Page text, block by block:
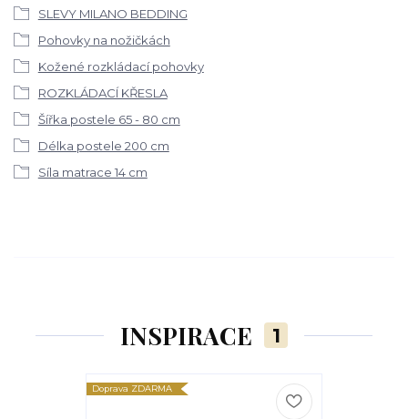
SLEVY MILANO BEDDING
Pohovky na nožičkách
Kožené rozkládací pohovky
ROZKLÁDACÍ KŘESLA
Šířka postele 65 - 80 cm
Délka postele 200 cm
Síla matrace 14 cm
INSPIRACE 1
Doprava ZDARMA